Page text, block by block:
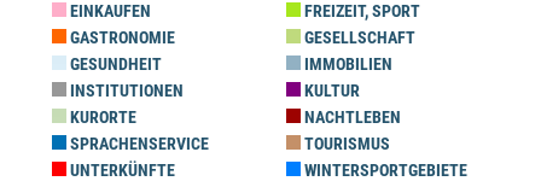
EINKAUFEN
FREIZEIT, SPORT
GASTRONOMIE
GESELLSCHAFT
GESUNDHEIT
IMMOBILIEN
INSTITUTIONEN
KULTUR
KURORTE
NACHTLEBEN
SPRACHENSERVICE
TOURISMUS
UNTERKÜNFTE
WINTERSPORTGEBIETE